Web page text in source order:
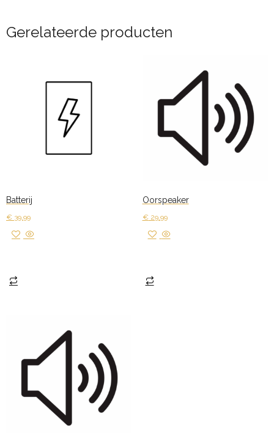
Gerelateerde producten
Batterij
€ 39,99
Oorspeaker
€29,99